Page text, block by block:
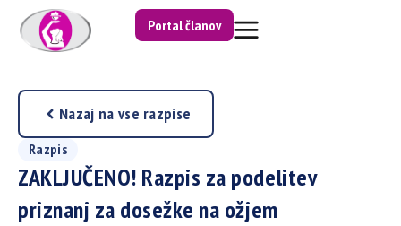
Portal članov
Nazaj na vse razpise
Razpis
ZAKLJUČENO! Razpis za podelitev
priznanj za dosežke na ožjem